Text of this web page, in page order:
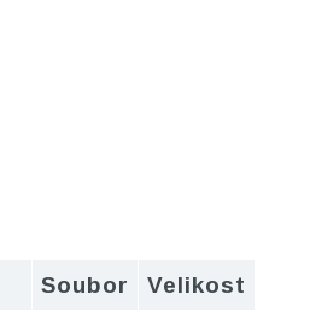
Soubor
Velikost